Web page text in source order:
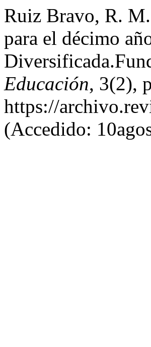
Ruiz Bravo, R.
para el décimo
Educación, 3(2),
https://
(Accedido: